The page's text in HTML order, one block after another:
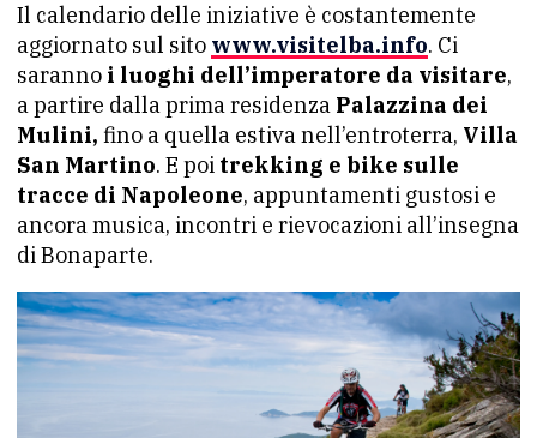
Il calendario delle iniziative è costantemente
aggiornato sul sito www.visitelba.info. Ci
saranno i luoghi dell’imperatore da visitare,
a partire dalla prima residenza Palazzina dei
Mulini, fino a quella estiva nell’entroterra, Villa
San Martino. E poi trekking e bike sulle
tracce di Napoleone, appuntamenti gustosi e
ancora musica, incontri e rievocazioni all’insegna
di Bonaparte.